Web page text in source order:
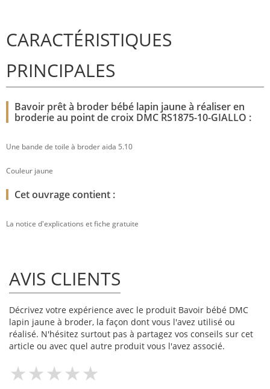
CARACTÉRISTIQUES
PRINCIPALES
Bavoir prêt à broder bébé lapin jaune à réaliser en
broderie au point de croix DMC RS1875-10-GIALLO :
Une bande de toile à broder aida 5.10
Couleur jaune
Cet ouvrage contient :
La notice d'explications et fiche gratuite
AVIS CLIENTS
Décrivez votre expérience avec le produit Bavoir bébé DMC
lapin jaune à broder, la façon dont vous l'avez utilisé ou
réalisé. N'hésitez surtout pas à partagez vos conseils sur cet
article ou avec quel autre produit vous l'avez associé.